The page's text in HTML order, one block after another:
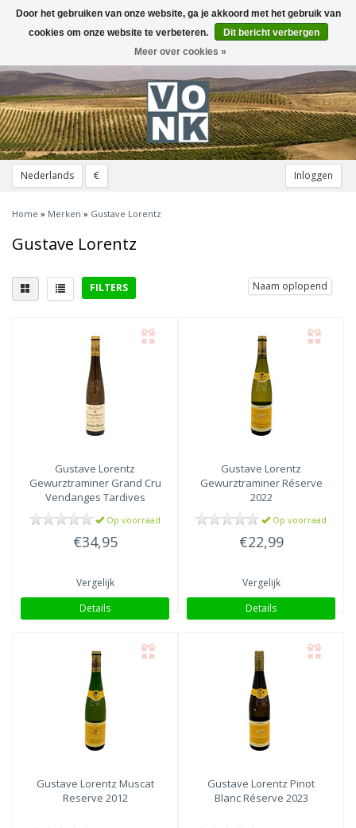
Nederlands € Inloggen
Toggle
navigation
Home » Merken » Gustave Lorentz
Gustave Lorentz
FILTERS Naam oplopend
gevogelte(3)
Gustave Lorentz
Gewurztraminer Grand Cru
Vendanges Tardives
Altenberg de Bergheim
2010Op voorraad
€34,95
Vergelijk
Details
Gustave Lorentz
Gewurztraminer Réserve
2022
Op voorraad
€22,99
Vergelijk
Details
Gustave Lorentz Muscat
Reserve 2012
Gustave Lorentz Pinot
Blanc Réserve 2023
Door het gebruiken van onze website, ga je akkoord met het gebruik van
cookies om onze website te verbeteren.
Dit bericht verbergen
Meer over cookies »